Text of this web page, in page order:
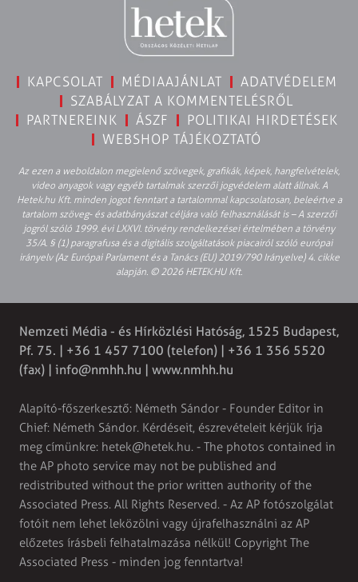
KAPCSOLAT MÉDIAAJÁNLAT
ADATVÉDELEM
SZABÁLYZAT A KOMMENTELÉSRŐL
PARTNEREINK
ÁSZF
POLITIKAI HIRDETÉSEK
WEBSHOP TÁJÉKOZTATÓ
Az ezen a weboldalon megjelenő szövegek, grafikák, képek, hangfelvételek,
video anyagok vagy egyéb tartalmak szerzői jogvédelem alatt állnak. A
Hetek.hu Kft. minden jogot fenntart a tartalommal kapcsolatosan, beleértve a
tartalom szöveg- és adatbányászat céljára való felhasználását is – A szerzői
jogról szóló 1999. évi LXXVI. törvény rendelkezései értelmében a törvény
35/A. § (1) paragrafusa és a digitális szolgáltatások piacairól szóló európai
irányelv (Az Európai Parlament és a Tanács (EU) 2019/790 Irányelve) 4. cikke
alapján. © 2026 HETEK.HU Kft.
Nemzeti Média - és Hírközlési Hatóság, 1525 Budapest,
Pf. 75. | +36 1 457 7100 (telefon) | +36 1 356 5520
(fax) | info@nmhh.hu | www.nmhh.hu
Alapító-főszerkesztő: Németh Sándor - Founder Editor in
Chief: Németh Sándor. Kérdéseit, észrevételeit kérjük írja
meg címünkre: hetek@hetek.hu. - The photos contained in
the AP photo service may not be published and
redistributed without the prior written authority of the
Associated Press. All Rights Reserved. - Az AP fotószolgálat
fotóit nem lehet leközölni vagy újrafelhasználni az AP
előzetes írásbeli felhatalmazása nélkül! Copyright The
Associated Press - minden jog fenntartva!